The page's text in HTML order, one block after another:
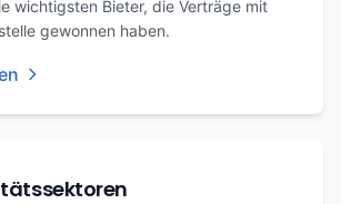
wichtigsten Bieter, die Verträge mit
gewonnen haben.